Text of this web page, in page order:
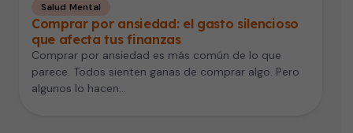
Salud Mental
Comprar por ansiedad: el gasto silencioso
que afecta tus finanzas
Comprar por ansiedad es más común de lo que
parece. Todos sienten ganas de comprar algo. Pero
algunos lo hacen…